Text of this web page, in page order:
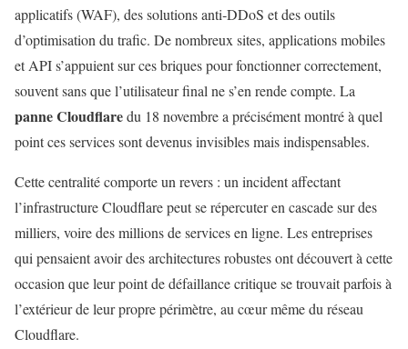
applicatifs (WAF), des solutions anti‑DDoS et des outils
d’optimisation du trafic. De nombreux sites, applications mobiles
et API s’appuient sur ces briques pour fonctionner correctement,
souvent sans que l’utilisateur final ne s’en rende compte. La
panne Cloudflaredu 18 novembre a précisément montré à quel
point ces services sont devenus invisibles mais indispensables.
Cette centralité comporte un revers : un incident affectant
l’infrastructure Cloudflare peut se répercuter en cascade sur des
milliers, voire des millions de services en ligne. Les entreprises
qui pensaient avoir des architectures robustes ont découvert à cette
occasion que leur point de défaillance critique se trouvait parfois à
l’extérieur de leur propre périmètre, au cœur même du réseau
Cloudflare.